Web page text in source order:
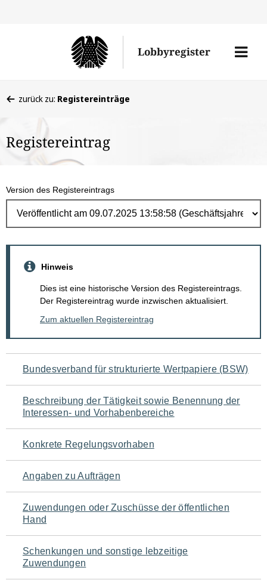
Lobbyregister
Menü
befinden
hier:
zurück zu: Registereinträge
Registereintrag
Version des Registereintrags
Hinweis
Dies ist eine historische Version des Registereintrags.
Der Registereintrag wurde inzwischen aktualisiert.
Zum aktuellen Registereintrag
Navigation
für
den
Seiteninhalt
Bundesverband für strukturierte Wertpapiere (BSW)
Beschreibung der Tätigkeit sowie Benennung der
Interessen- und Vorhabenbereiche
Konkrete Regelungsvorhaben
Angaben zu Aufträgen
Zuwendungen oder Zuschüsse der öffentlichen
Hand
Schenkungen und sonstige lebzeitige
Zuwendungen